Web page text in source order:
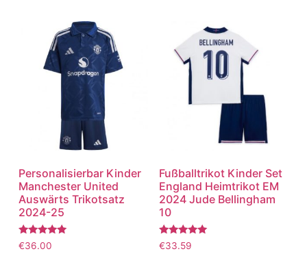
Personalisierbar Kinder
Manchester United
Auswärts Trikotsatz
2024-25
Bewertet
mit
€36.00
Fußballtrikot Kinder Set
England Heimtrikot EM
2024 Jude Bellingham
10
Bewertet
mit
€33.59